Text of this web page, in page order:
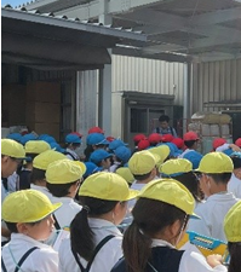
ちゅうでん教
2015年9月 4日
ネットの危険
きること
2015年7月16日